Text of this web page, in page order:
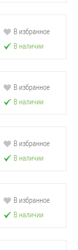
В избранное
В наличии
В избранное
В наличии
В избранное
В наличии
В избранное
В наличии